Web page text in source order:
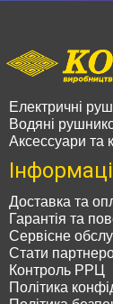
Електричні
Водяні
Аксессуари та
Доставка та
Гарантія та
Сервісне
Стати
Контроль РРЦ
Політика